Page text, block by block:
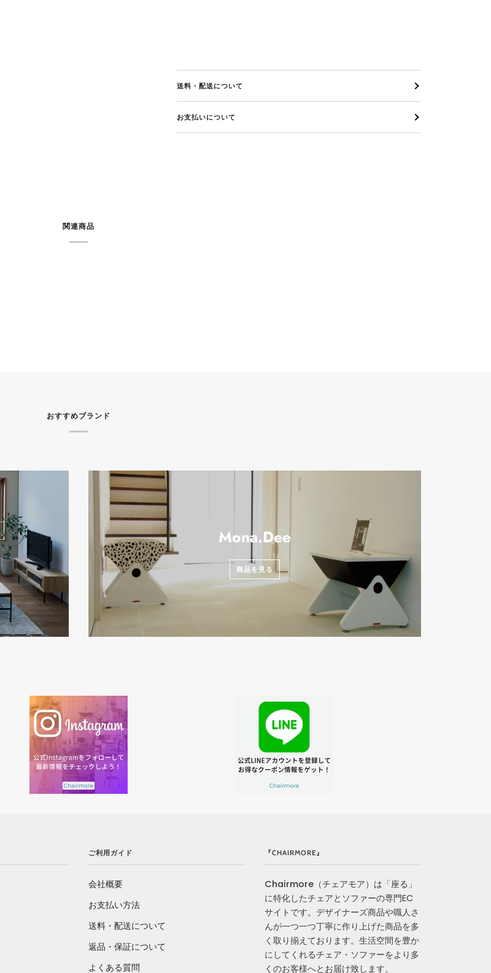
送料・配送について
お支払いについて
関連商品
おすすめブランド
Mona.Dee
商品を見る
ご利用ガイド
会社概要
お支払い方法
送料・配送について
返品・保証について
よくある質問
『CHAIRMORE』
Chairmore （チェアモア）は「座る」
に特化したチェアとソファーの専門EC
サイトです。デザイナーズ商品や職人さ
んが一つ一つ丁寧に作り上げた商品を多
く取り揃えております。生活空間を豊か
にしてくれるチェア・ソファーをより多
くのお客様へとお届け致します。